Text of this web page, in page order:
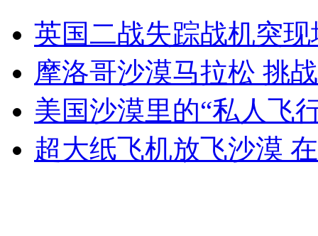
女孩北京地铁殴打老人 痛下狠手拳打脚踢
无痛分娩是否安全 医生回应
外交部：反对强权政治霸凌主义
英国二战失踪战机突
摩洛哥沙漠马拉松 挑
美国沙漠里的“私人飞
超大纸飞机放飞沙漠